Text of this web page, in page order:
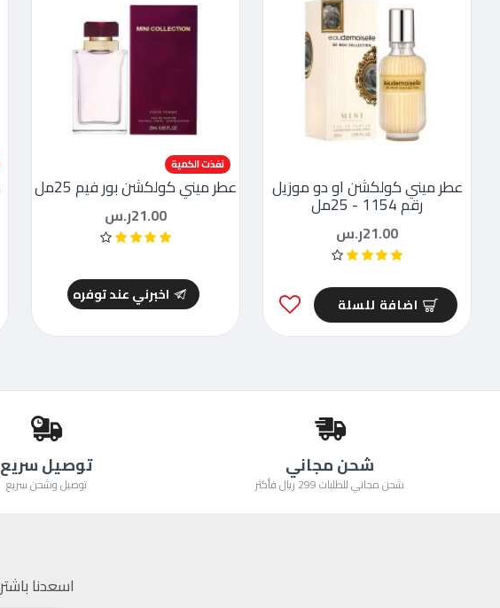
عطر ميني كولكشن او دو موزيل
رقم 1154 - 25مل
21.00ر.س
اضافة للسلة
نفذت الكمية
عطر ميني كولكشن بور فيم 25مل
21.00ر.س
اخبرني عند توفره
شحن مجاني
شحن مجاني للطلبات 299 ريال فأكثر
توصيل سريع
توصيل وشحن سريع
اسعدنا